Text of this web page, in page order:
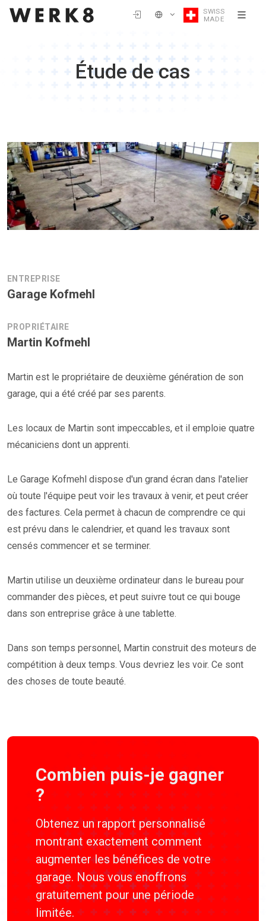
SWISS
MADE
Étude de cas
ENTREPRISE
Garage Kofmehl
PROPRIÉTAIRE
Martin Kofmehl
Martin est le propriétaire de deuxième génération de son
garage, qui a été créé par ses parents.
Les locaux de Martin sont impeccables, et il emploie quatre
mécaniciens dont un apprenti.
Le Garage Kofmehl dispose d'un grand écran dans l'atelier
où toute l'équipe peut voir les travaux à venir, et peut créer
des factures. Cela permet à chacun de comprendre ce qui
est prévu dans le calendrier, et quand les travaux sont
censés commencer et se terminer.
Martin utilise un deuxième ordinateur dans le bureau pour
commander des pièces, et peut suivre tout ce qui bouge
dans son entreprise grâce à une tablette.
Dans son temps personnel, Martin construit des moteurs de
compétition à deux temps. Vous devriez les voir. Ce sont
des choses de toute beauté.
Combien puis-je gagner
?
Obtenez un rapport personnalisé
montrant exactement comment
augmenter les bénéfices de votre
garage. Nous vous enoffrons
gratuitement pour une période
limitée.